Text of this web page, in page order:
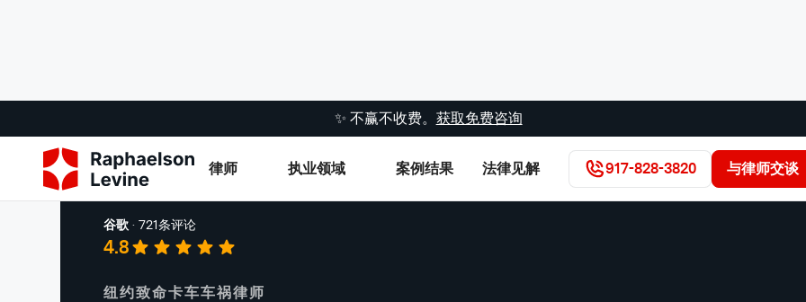
✨ 不赢不收费。 获取免费咨询
律师 执业领域 案例结果 法律见解 917-828-3820
与律师交谈
卡车事故
谷歌 · 721条评论
4.8
纽约致命卡车车祸律师